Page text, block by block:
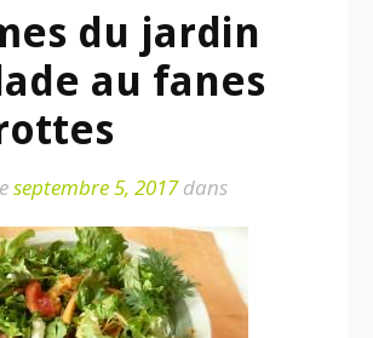
du jardin
au fanes
septembre 5, 2017dans